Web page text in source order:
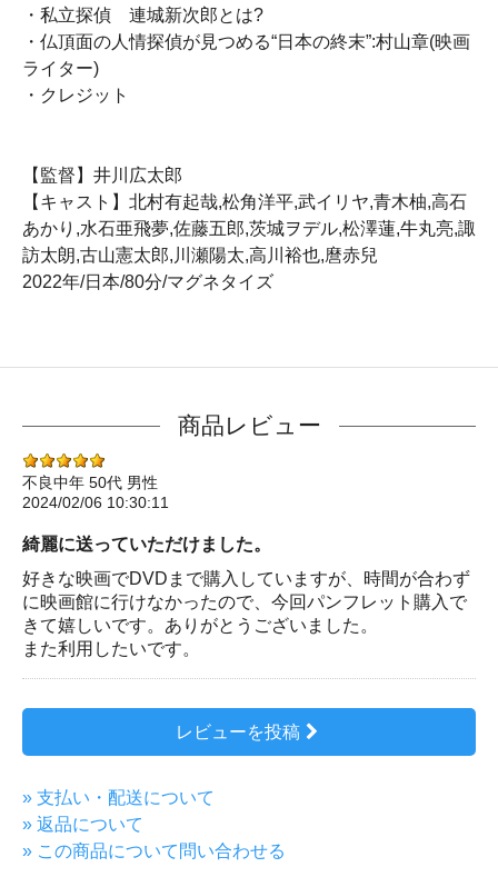
・私立探偵 連城新次郎とは?
・仏頂面の人情探偵が見つめる“日本の終末”:村山章(映画
ライター)
・クレジット
【監督】井川広太郎
【キャスト】北村有起哉,松角洋平,武イリヤ,青木柚,高石
あかり,水石亜飛夢,佐藤五郎,茨城ヲデル,松澤蓮,牛丸亮,諏
訪太朗,古山憲太郎,川瀬陽太,高川裕也,麿赤兒
2022年/日本/80分/マグネタイズ
商品レビュー
不良中年 50代 男性
2024/02/06 10:30:11
綺麗に送っていただけました。
好きな映画でDVDまで購入していますが、時間が合わず
に映画館に行けなかったので、今回パンフレット購入で
きて嬉しいです。ありがとうございました。
また利用したいです。
レビューを投稿
» 支払い・配送について
» 返品について
» この商品について問い合わせる